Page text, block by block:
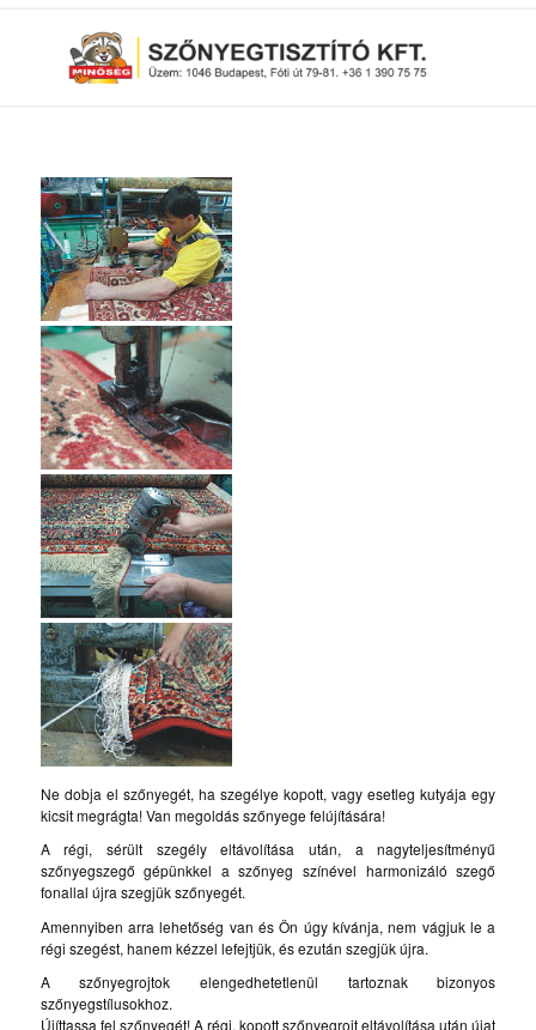
Ne dobja el szőnyegét, ha szegélye kopott, vagy esetleg kutyája egy
kicsit megrágta! Van megoldás szőnyege felújítására!
A régi, sérült szegély eltávolítása után, a nagyteljesítményű
szőnyegszegő gépünkkel a szőnyeg színével harmonizáló szegő
fonallal újra szegjük szőnyegét.
Amennyiben arra lehetőség van és Ön úgy kívánja, nem vágjuk le a
régi szegést, hanem kézzel lefejtjük, és ezután szegjük újra.
A szőnyegrojtok elengedhetetlenül tartoznak bizonyos
szőnyegstílusokhoz.
Újíttassa fel szőnyegét! A régi, kopott szőnyegrojt eltávolítása után újat